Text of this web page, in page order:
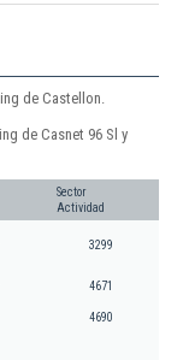
de Castellon.
de Casnet 96 Sl y
Sector
Actividad
3299
4671
4690